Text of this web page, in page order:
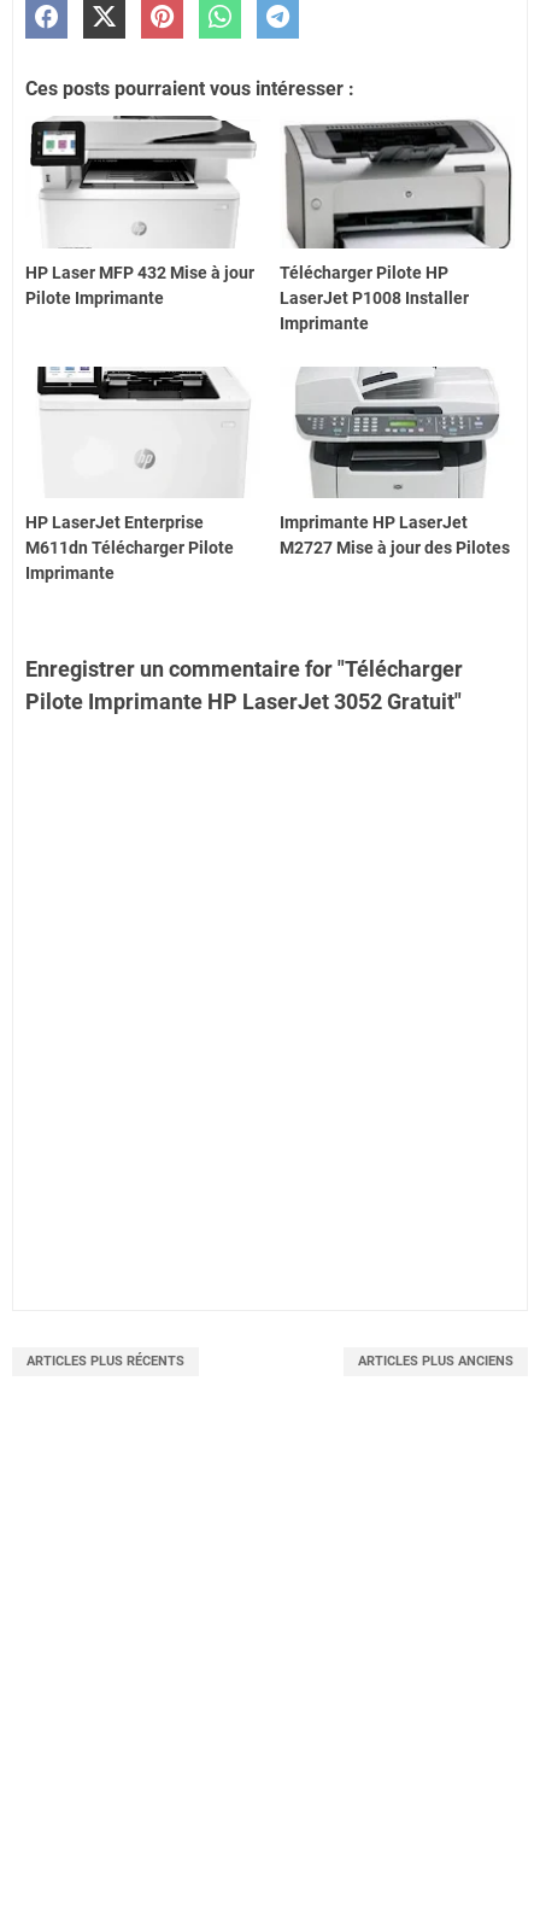
Ces posts pourraient vous intéresser :
HP Laser MFP 432 Mise à jour
Pilote Imprimante
Télécharger Pilote HP
LaserJet P1008 Installer
Imprimante
HP LaserJet Enterprise
M611dn Télécharger Pilote
Imprimante
Imprimante HP LaserJet
M2727 Mise à jour des Pilotes
Enregistrer un commentaire for "Télécharger
Pilote Imprimante HP LaserJet 3052 Gratuit"
ARTICLES PLUS RÉCENTS ARTICLES PLUS ANCIENS